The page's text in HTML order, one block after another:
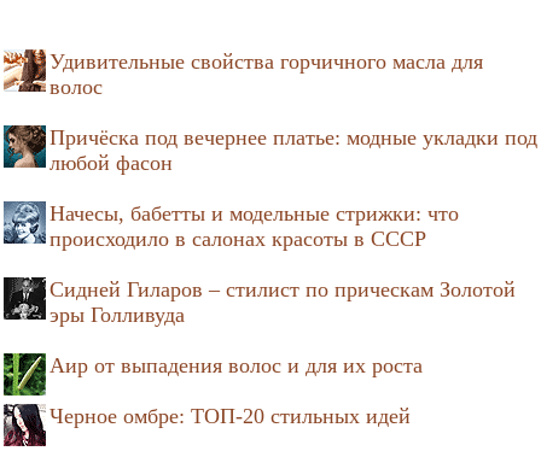
Удивительные свойства горчичного масла для
волос
Причёска под вечернее платье: модные укладки под
любой фасон
Начесы, бабетты и модельные стрижки: что
происходило в салонах красоты в СССР
Сидней Гиларов – стилист по прическам Золотой
эры Голливуда
Аир от выпадения волос и для их роста
Черное омбре: ТОП-20 стильных идей